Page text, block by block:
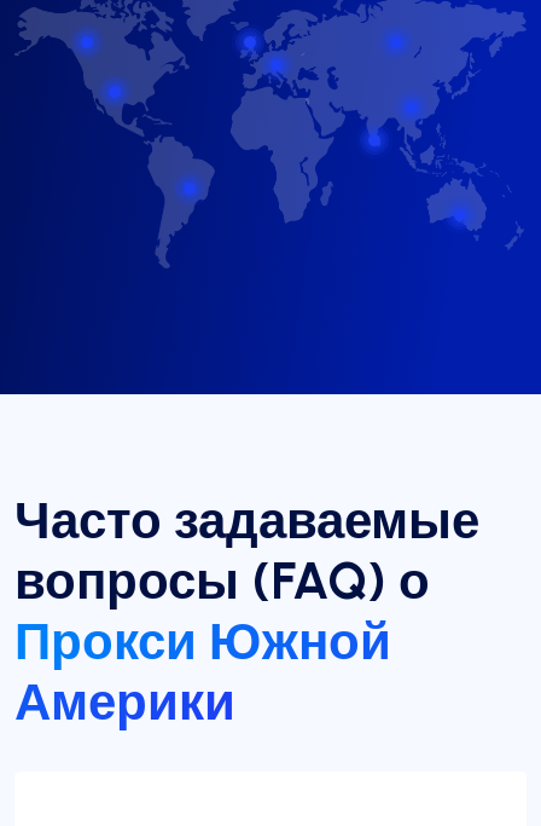
Часто задаваемые
вопросы (FAQ) о
Прокси Южной
Америки